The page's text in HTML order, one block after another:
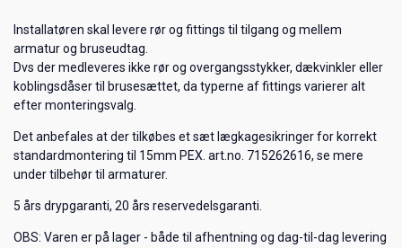
Installatøren skal levere rør og fittings til tilgang og mellem
armatur og bruseudtag.
Dvs der medleveres ikke rør og overgangsstykker, dækvinkler eller
koblingsdåser til brusesættet, da typerne af fittings varierer alt
efter monteringsvalg.
Det anbefales at der tilkøbes et sæt lægkagesikringer for korrekt
standardmontering til 15mm PEX. art.no. 715262616, se mere
under tilbehør til armaturer.
5 års drypgaranti, 20 års reservedelsgaranti.
OBS: Varen er på lager - både til afhentning og dag-til-dag levering